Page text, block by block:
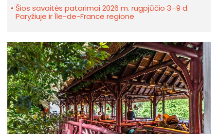
Šios savaitės patarimai 2026 m. rugpjūčio 3–9 d.
Paryžiuje ir Île-de-France regione